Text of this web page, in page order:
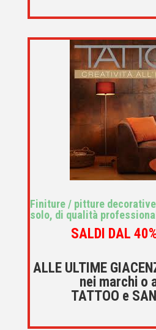
Finiture / pitture
solo, di qualità
SALDI DAL
ALLE ULTIME
nei marchi o
TATTOO e